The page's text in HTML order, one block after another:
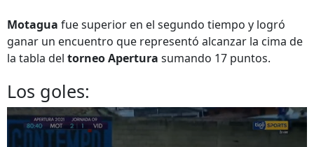
Motagua fue superior en el segundo tiempo y logró
ganar un encuentro que representó alcanzar la cima de
la tabla del torneo Apertura sumando 17 puntos.
Los goles: